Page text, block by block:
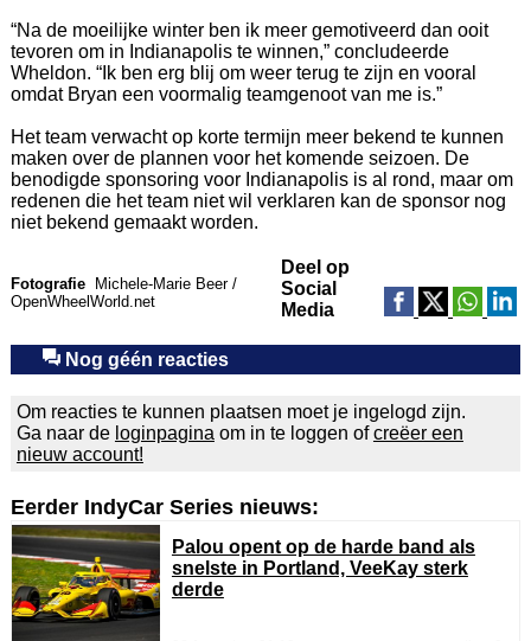
“Na de moeilijke winter ben ik meer gemotiveerd dan ooit
tevoren om in Indianapolis te winnen,” concludeerde
Wheldon. “Ik ben erg blij om weer terug te zijn en vooral
omdat Bryan een voormalig teamgenoot van me is.”
Het team verwacht op korte termijn meer bekend te kunnen
maken over de plannen voor het komende seizoen. De
benodigde sponsoring voor Indianapolis is al rond, maar om
redenen die het team niet wil verklaren kan de sponsor nog
niet bekend gemaakt worden.
Fotografie
Michele-Marie Beer /
OpenWheelWorld.net
Deel op
Social
Media
Nog géén reacties
Om reacties te kunnen plaatsen moet je ingelogd zijn.
Ga naar de loginpaginaom in te loggen ofcreëer een
nieuw account!
Eerder IndyCar Series nieuws:
Palou opent op de harde band als
snelste in Portland, VeeKay sterk
derde